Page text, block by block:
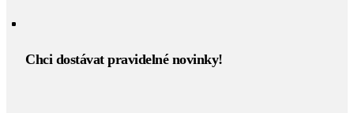
Chci dostávat pravidelné novinky!​